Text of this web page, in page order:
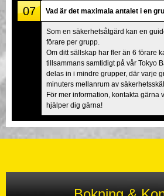
07 Vad är det maximala antalet i en
Som en säkerhetsåtgärd kan en
förare per grupp.
Om ditt sällskap har fler än 6 förare
tillsammans samtidigt på vår Tokyo
delas in i mindre grupper, där varje
minuters mellanrum av säkerhetsskäl.
För mer information, kontakta gärna
hjälper dig gärna!